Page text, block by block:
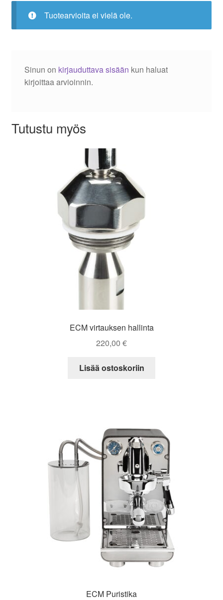
Tuotearvioita ei vielä ole.
Sinun on kirjauduttava sisään kun haluat
kirjoittaa arvioinnin.
Tutustu myös
ECM virtauksen hallinta
220,00 €
Lisää ostoskoriin
ECM Puristika